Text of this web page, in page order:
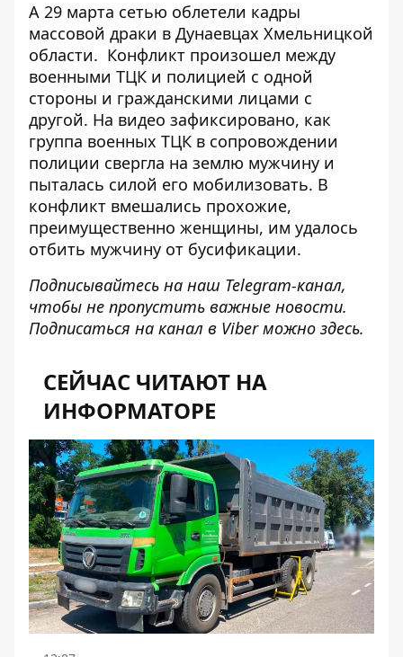
А 29 марта сетью облетели кадры
массовой драки в Дунаевцах Хмельницкой
области. Конфликт произошел между
военными ТЦК и полицией с одной
стороны и гражданскими лицами с
другой. На видео зафиксировано, как
группа военных ТЦК в сопровождении
полиции свергла на землю мужчину и
пыталась силой его мобилизовать. В
конфликт вмешались прохожие,
преимущественно женщины, им удалось
отбить мужчину от бусификации.
Подписывайтесь на наш Telegram-канал,
чтобы не пропустить важные новости.
Подписаться на канал в Viber можно здесь.
СЕЙЧАС ЧИТАЮТ НА
ИНФОРМАТОРЕ